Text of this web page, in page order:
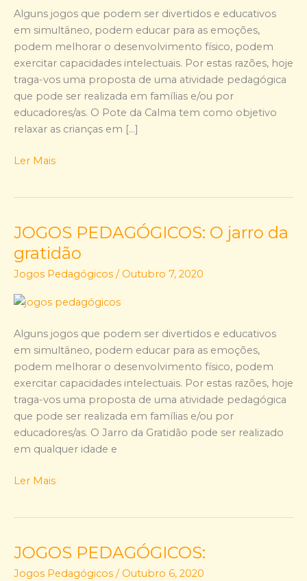
Alguns jogos que podem ser divertidos e educativos
em simultâneo, podem educar para as emoções,
podem melhorar o desenvolvimento físico, podem
exercitar capacidades intelectuais. Por estas razões, hoje
traga-vos uma proposta de uma atividade pedagógica
que pode ser realizada em famílias e/ou por
educadores/as. O Pote da Calma tem como objetivo
relaxar as crianças em […]
Ler Mais
JOGOS PEDAGÓGICOS: O jarro da
gratidão
Jogos Pedagógicos / Outubro 7, 2020
Alguns jogos que podem ser divertidos e educativos
em simultâneo, podem educar para as emoções,
podem melhorar o desenvolvimento físico, podem
exercitar capacidades intelectuais. Por estas razões, hoje
traga-vos uma proposta de uma atividade pedagógica
que pode ser realizada em famílias e/ou por
educadores/as. O Jarro da Gratidão pode ser realizado
em qualquer idade e
JOGOS
PEDAGÓGICOS:
O
jarro
da
Ler Mais
JOGOS PEDAGÓGICOS:
Jogos Pedagógicos / Outubro 6, 2020
JOGOS
PEDAGÓGICOS: